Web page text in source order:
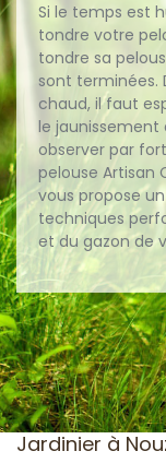
Si le temps est
tondre votre
tondre sa
sont terminées.
chaud, il faut
le jaunissement
observer par
pelouse Artisan
vous propose
techniques
et du gazon de
Jardinier à